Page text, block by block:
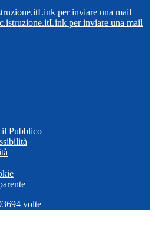
Link per inviare una mail
Link per inviare una mail
Pubblico
volte